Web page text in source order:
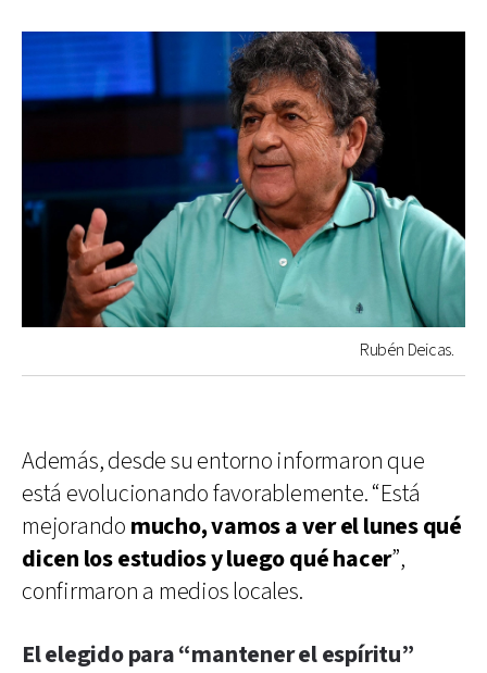
Rubén Deicas.
Además, desde su entorno informaron que
está evolucionando favorablemente. “Está
mejorando mucho, vamos a ver el lunes qué
dicen los estudios y luego qué hacer”,
confirmaron a medios locales.
El elegido para “mantener el espíritu”